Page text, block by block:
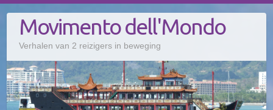
Movimento dell'Mondo
Verhalen van 2 reizigers in beweging